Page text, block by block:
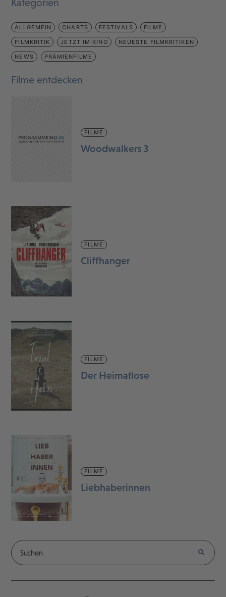
Kategorien
ALLGEMEIN CHARTS FESTIVALS FILME
FILMKRITIK JETZT IM KINO NEUESTE FILMKRITIKEN
NEWS PRÄMIENFILME
Filme entdecken
FILME
Woodwalkers 3
FILME
Cliffhanger
FILME
Der Heimatlose
FILME
Liebhaberinnen